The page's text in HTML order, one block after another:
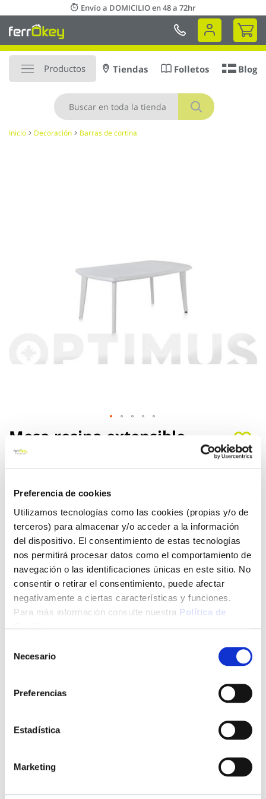
Preferencia de cookies
Utilizamos tecnologías como las cookies (propias y/o de
terceros) para almacenar y/o acceder a la información
del dispositivo. El consentimiento de estas tecnologías
nos permitirá procesar datos como el comportamiento de
navegación o las identificaciones únicas en este sitio. No
consentir o retirar el consentimiento, puede afectar
negativamente a ciertas características y funciones.
Para más información consulte nuestra Política de
Necesario
Preferencias
Estadística
Marketing
al
contenido
Envío a DOMICILIO en 48 a 72hr
Mi
Productos
Buscar
Tiendas Folletos Blog
Inicio Decoración Barras de cortina
Mesa resina extensible
atlantic blanco
Con agujero para parasol de Ø 49mm, pies con altura
regulable. MEDIDAS EMBALAJE EXTERIOR: 102x90x23 cm
PESO: 17,70 kg
Ver más
139,00 €
Añadir al carrito
+ INFO
Saltar
comienzo
de
galería
imágenes